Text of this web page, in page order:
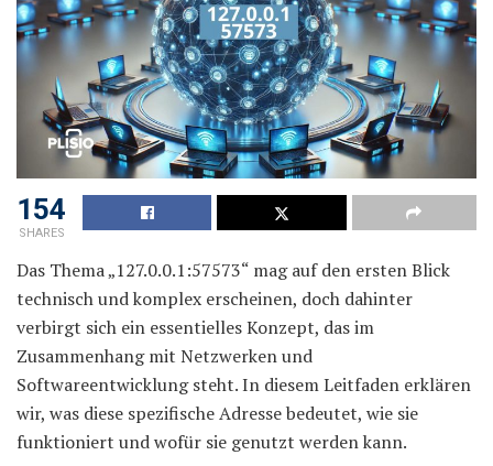
154
SHARES
Das Thema „127.0.0.1:57573“ mag auf den ersten Blick
technisch und komplex erscheinen, doch dahinter
verbirgt sich ein essentielles Konzept, das im
Zusammenhang mit Netzwerken und
Softwareentwicklung steht. In diesem Leitfaden erklären
wir, was diese spezifische Adresse bedeutet, wie sie
funktioniert und wofür sie genutzt werden kann.